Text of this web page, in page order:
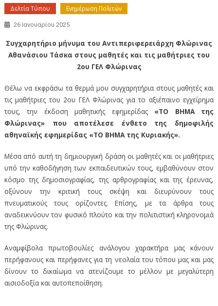
Δελτία Τύπου Ενημέρωση Πολιτών
26 Ιανουαρίου 2025
Συγχαρητήριο μήνυμα του Αντιπεριφερειάρχη Φλώρινας
Αθανάσιου Τάσκα στους μαθητές και τις μαθήτριες του
2ου ΓΕΛ Φλώρινας
Θέλω να εκφράσω τα θερμά μου συγχαρητήρια στους μαθητές και
τις μαθήτριες του 2ου ΓΕΛ Φλώρινας για το αξιέπαινο εγχείρημα
τους, την έκδοση μαθητικής εφημερίδας «ΤΟ ΒΗΜΑ της
Φλώρινας»που αποτέλεσε ένθετο της δημοφιλής
αθηναϊκής εφημερίδας «ΤΟ ΒΗΜΑ της Κυριακής».
Μέσα από αυτή τη δημιουργική δράση οι μαθητές και οι μαθήτριες
υπό την καθοδήγηση των εκπαιδευτικών τους, εμβαθύνουν στον
κόσμο της δημοσιογραφίας, της αρθρογραφίας και της έρευνας,
οξύνουν την κριτική τους σκέψη και διευρύνουν τους
πνευματικούς τους ορίζοντες. Επίσης, με τα άρθρα τους
αναδεικνύουν τον φυσικό πλούτο και την πολιτιστική κληρονομιά
της Φλώρινας.
Αναμφίβολα πρωτοβουλίες ανάλογου χαρακτήρα μας κάνουν
περήφανους και περήφανες για τη νεολαία του τόπου μας και μας
δίνουν το δικαίωμα να ατενίζουμε το μέλλον με μεγαλύτερη
αισιοδοξία και αυτοπεποίθηση.